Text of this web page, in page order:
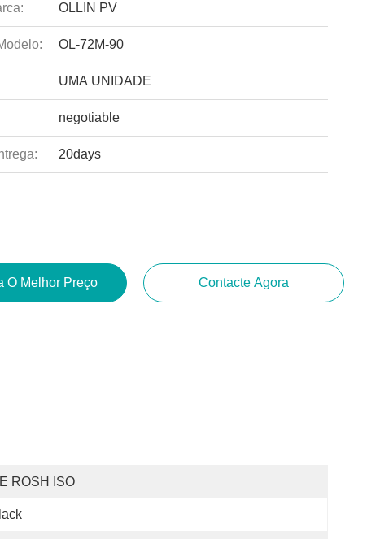
OLLIN PV
OL-72M-90
UMA UNIDADE
negotiable
20days
O Melhor Preço Contacte Agora
ROSH ISO